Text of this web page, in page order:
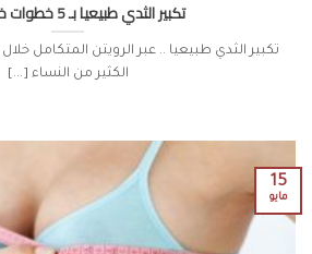
تكبير الثدي طبيعيا بـ 5 خطوات خلال شهر
تكبير الثدي طبيعيا .. عبر الرويتن المتكامل
الكثير من النساء [...]
15
مايو